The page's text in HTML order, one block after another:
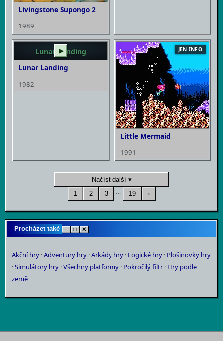
Livingstone Supongo 2
1989
Lunar Landing
▶
Lunar Landing
1982
JEN INFO
Little Mermaid
1991
Načíst další ▾
1
2 3 … 19 ›
Procházet také □ ✕
Akční hry ·Adventury hry ·Arkády hry · Logické hry · Plošinovky hry
·Simulátory hry ·Všechny platformy · Pokročilý filtr · Hry podle
země